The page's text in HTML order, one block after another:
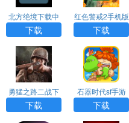
北方绝境下载中
文版
下载
红色警戒2手机版
下载
勇猛之路二战下
载最新版本
下载
石器时代sf手游
下载